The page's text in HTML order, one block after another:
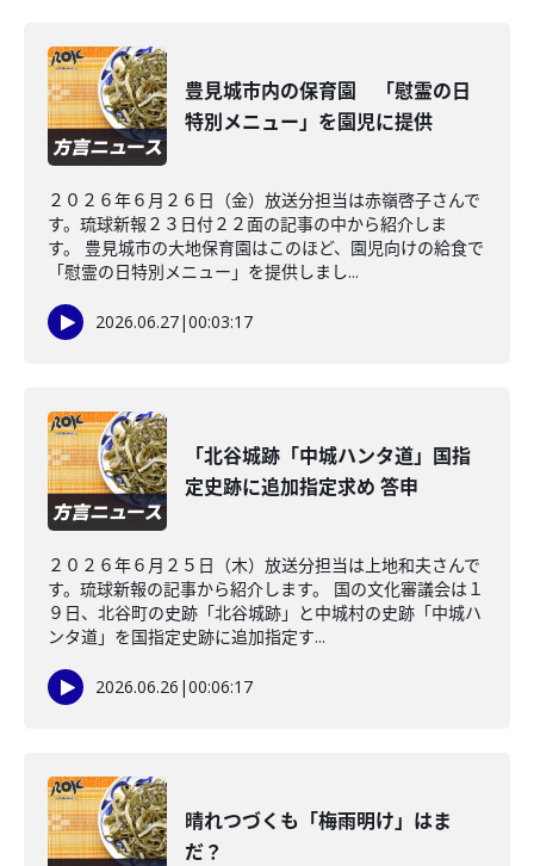
豊見城市内の保育園 「慰霊の日
特別メニュー」を園児に提供
２０２６年６月２６日（金）放送分担当は赤嶺啓子さんで
す。琉球新報２３日付２２面の記事の中から紹介しま
す。 豊見城市の大地保育園はこのほど、園児向けの給食で
「慰霊の日特別メニュー」を提供しまし...
2026.06.27|00:03:17
「北谷城跡「中城ハンタ道」国指
定史跡に追加指定求め 答申
２０２６年６月２５日（木）放送分担当は上地和夫さんで
す。琉球新報の記事から紹介します。 国の文化審議会は１
９日、北谷町の史跡「北谷城跡」と中城村の史跡「中城ハ
ンタ道」を国指定史跡に追加指定す...
2026.06.26 |00:06:17
晴れつづくも「梅雨明け」はま
だ？